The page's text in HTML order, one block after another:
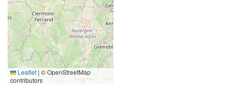
Leaflet | © OpenStreetMap
contributors